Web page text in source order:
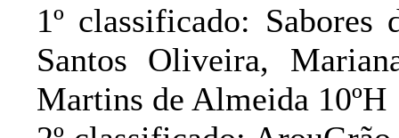
1º classificado:
Santos Oliveira,
Martins de Almeida 10ºH